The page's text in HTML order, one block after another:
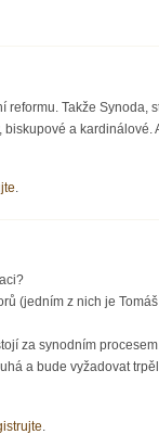
Takže
a
.
(jedním z nich je
za synodním
a bude vyžadovat